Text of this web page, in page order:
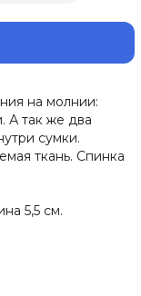
на молнии:
А так же два
сумки.
ткань. Спинка
5,5 см.